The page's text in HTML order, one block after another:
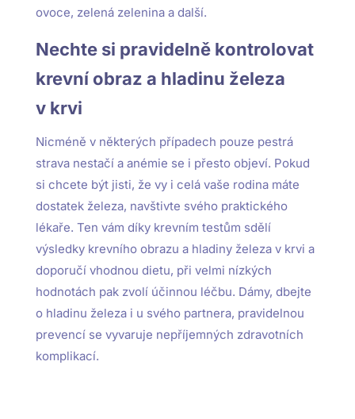
ovoce, zelená zelenina a další.
Nechte si pravidelně kontrolovat
krevní obraz a hladinu železa
v krvi
Nicméně v některých případech pouze pestrá
strava nestačí a anémie se i přesto objeví. Pokud
si chcete být jisti, že vy i celá vaše rodina máte
dostatek železa, navštivte svého praktického
lékaře. Ten vám díky krevním testům sdělí
výsledky krevního obrazu a hladiny železa v krvi a
doporučí vhodnou dietu, při velmi nízkých
hodnotách pak zvolí účinnou léčbu. Dámy, dbejte
o hladinu železa i u svého partnera, pravidelnou
prevencí se vyvaruje nepříjemných zdravotních
komplikací.